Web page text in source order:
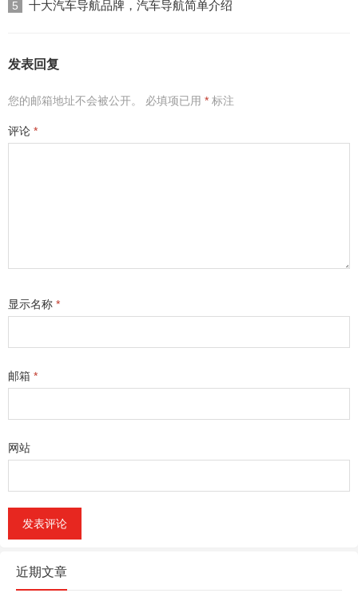
5 十大汽车导航品牌，汽车导航简单介绍
发表回复
您的邮箱地址不会被公开。 必填项已用 * 标注
评论 *
显示名称 *
邮箱 *
网站
近期文章